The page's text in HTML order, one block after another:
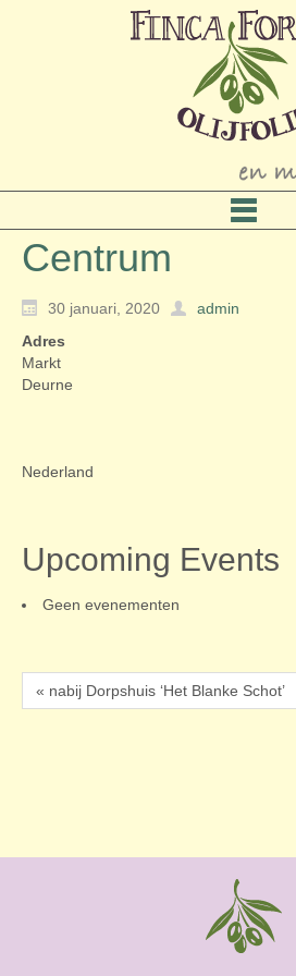
Centrum
30 januari, 2020
admin
Adres
Markt
Deurne
Nederland
Upcoming Events
Geen evenementen
« nabij Dorpshuis ‘Het Blanke Schot’